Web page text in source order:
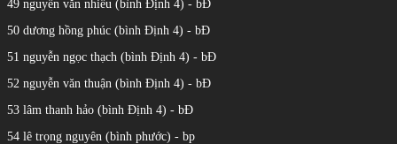
49 nguyễn văn nhiều (bình Định 4) - bĐ
50 dương hồng phúc (bình Định 4) - bĐ
51 nguyễn ngọc thạch (bình Định 4) - bĐ
52 nguyễn văn thuận (bình Định 4) - bĐ
53 lâm thanh hảo (bình Định 4) - bĐ
54 lê trọng nguyên (bình phước) - bp